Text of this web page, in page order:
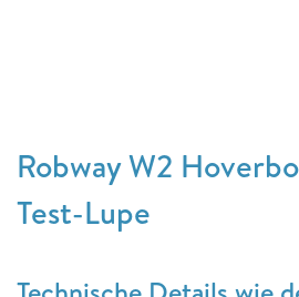
Robway W2
Test-Lupe